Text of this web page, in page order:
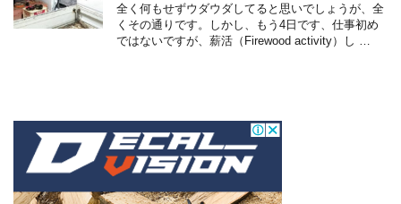
全く何もせずウダウダしてると思いでしょうが、全
くその通りです。しかし、もう4日です、仕事初め
ではないですが、薪活（Firewood activity）し …